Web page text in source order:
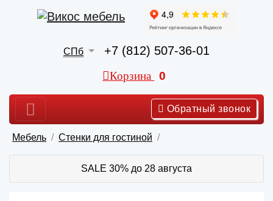
СПб +7 (812) 507-36-01
Корзина 0
Обратный звонок
Мебель Стенки для гостиной
SALE 30% до 28 августа